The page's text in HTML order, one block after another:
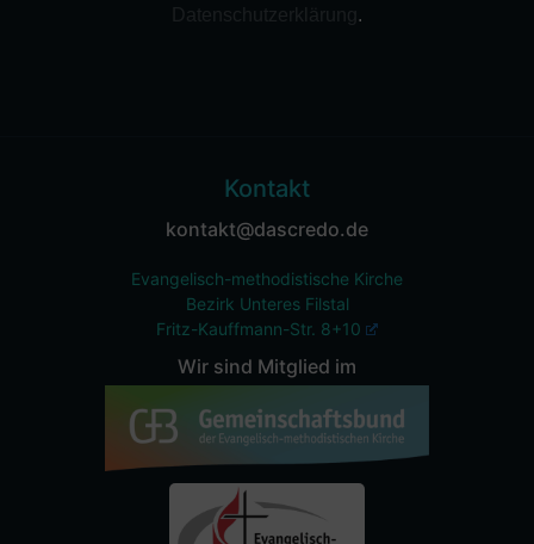
.
Kontakt
kontakt@dascredo.de
Evangelisch-methodistische Kirche
Bezirk Unteres Filstal
Fritz-Kauffmann-Str. 8+10
Wir sind Mitglied im